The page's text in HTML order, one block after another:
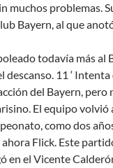
muchos problemas.
Bayern, al que
todavía más al
descanso. 11 ‘ Intenta
del Bayern, pero
El equipo volvió
como dos
Flick. Este
en el Vicente